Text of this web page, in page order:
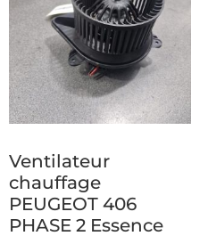
Ventilateur
chauffage
PEUGEOT 406
PHASE 2 Essence